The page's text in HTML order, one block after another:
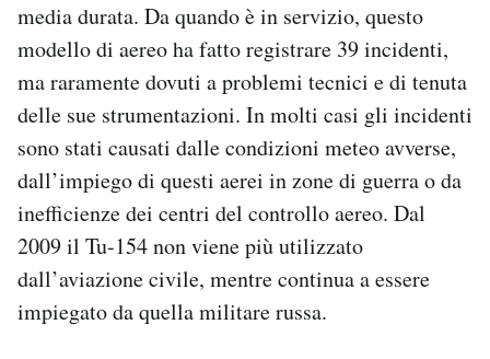
media durata. Da quando è in servizio, questo
modello di aereo ha fatto registrare 39 incidenti,
ma raramente dovuti a problemi tecnici e di tenuta
delle sue strumentazioni. In molti casi gli incidenti
sono stati causati dalle condizioni meteo avverse,
dall’impiego di questi aerei in zone di guerra o da
inefficienze dei centri del controllo aereo. Dal
2009 il Tu-154 non viene più utilizzato
dall’aviazione civile, mentre continua a essere
impiegato da quella militare russa.